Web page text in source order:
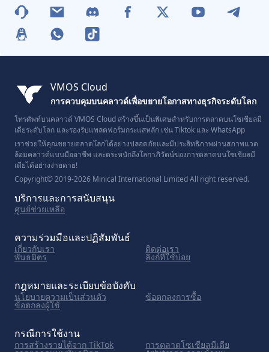
VMOS Cloud
การควบคุมบนคลาวด์เพื่อขยายโอกาสทางธุรกิจระดับโลก
โทรศัพท์บนคลาวด์ VMOS Cloud สร้างขึ้นเป็นพิเศษสำหรับการตลาดบนโซเชียลมี
เดียระดับโลก และรองรับแพลตฟอร์มกระแสหลัก เช่น Tiktok และ WhatsApp
เราช่วยให้คุณขยายตลาดโลกได้อย่างปลอดภัยและมีประสิทธิภาพผ่านสภาพแวด
ล้อมคลาวด์แบบมืออาชีพ และตระหนักถึงโลกาภิวัตน์ของการตลาดบนโซเชียลมี
เดียได้อย่างง่ายดาย!
Copyright© 2019-2026 Minical International Limited All right reserved.
บริการและการสนับสนุน
ศูนย์ช่วยเหลือ
ความร่วมมือและปฏิสัมพันธ์
เกี่ยวกับเรา ติดต่อเรา
พันธมิตร ลิงก์ที่ใช้บ่อย
กฎหมายและระเบียบข้อบังคับ
นโยบายความเป็นส่วนตัว ข้อตกลงการซื้อ
ข้อตกลงผู้ใช้
กรณีการใช้งาน
การสร้างรายได้จาก TikTok การตลาดโซเชียลมีเดีย